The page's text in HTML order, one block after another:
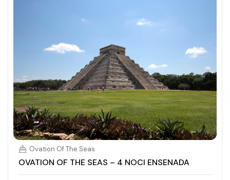
Ovation Of The Seas
OVATION OF THE SEAS – 4 NOCI ENSENADA